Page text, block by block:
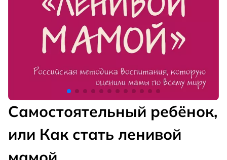
Самостоятельный ребёнок,
или Как стать ленивой